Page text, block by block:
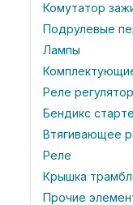
Комутатор
Подрулевые
Лампы
Реле
Бендикс
Втягивающее
Реле
Крышка
Прочие